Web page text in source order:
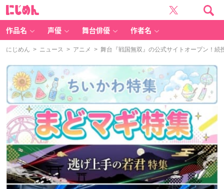
作品名 声優 舞台俳優 作者名
にじめん > ニュース > アニメ > 舞台『戦国無双』の公式サイトオープン！続